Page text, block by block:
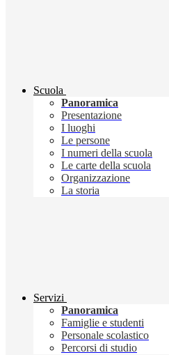
Scuola
Panoramica
Presentazione
I luoghi
Le persone
I numeri della scuola
Le carte della scuola
Organizzazione
La storia
Servizi
Panoramica
Famiglie e studenti
Personale scolastico
Percorsi di studio